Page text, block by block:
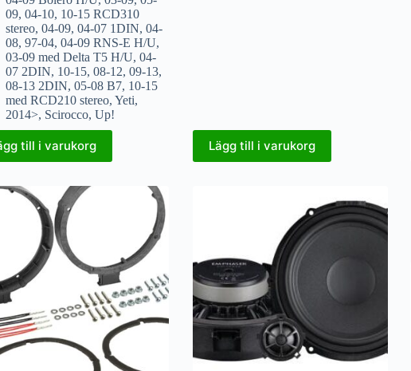
09, 04-10, 10-15 RCD310
stereo, 04-09, 04-07 1DIN, 04-
08, 97-04, 04-09 RNS-E H/U,
03-09 med Delta T5 H/U, 04-
07 2DIN, 10-15, 08-12, 09-13,
08-13 2DIN, 05-08 B7, 10-15
med RCD210 stereo, Yeti,
2014>, Scirocco, Up!
till i varukorg Lägg till i varukorg